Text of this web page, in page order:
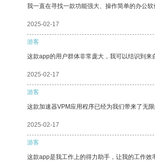
我一直在寻找一款功能强大、操作简单的办公
2025-02-17
游客
这款app的用户群体非常庞大，我可以结识到来
2025-02-17
游客
这款加速器VPM应用程序已经为我们带来了无限
2025-02-17
游客
这款app是我工作上的得力助手，让我的工作效